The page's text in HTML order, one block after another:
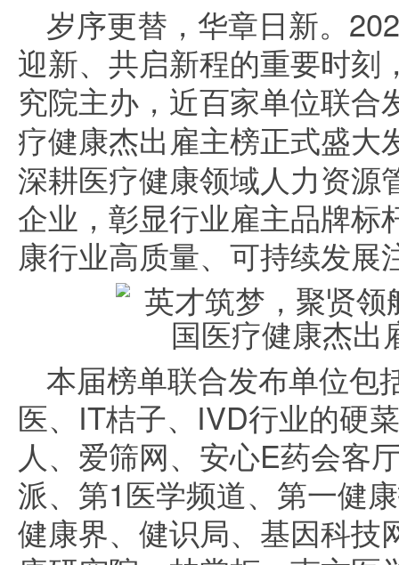
岁序更替，华章日新。
迎新、共启新程的重要时刻
究院主办，近百家单位联合
疗健康杰出雇主榜正式盛大
深耕医疗健康领域人力资源
企业，彰显行业雇主品牌标
康行业高质量、可持续发展
本届榜单联合发布单位包
医、IT桔子、IVD行业的硬
人、爱筛网、安心E药会客
派、第1医学频道、第一健
健康界、健识局、基因科技